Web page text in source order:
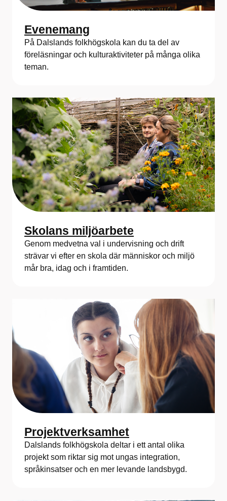
Evenemang
På Dalslands folkhögskola kan du ta del av
föreläsningar och kulturaktiviteter på många olika
teman.
Skolans miljöarbete
Genom medvetna val i undervisning och drift
strävar vi efter en skola där människor och miljö
mår bra, idag och i framtiden.
Projektverksamhet
Dalslands folkhögskola deltar i ett antal olika
projekt som riktar sig mot ungas integration,
språkinsatser och en mer levande landsbygd.